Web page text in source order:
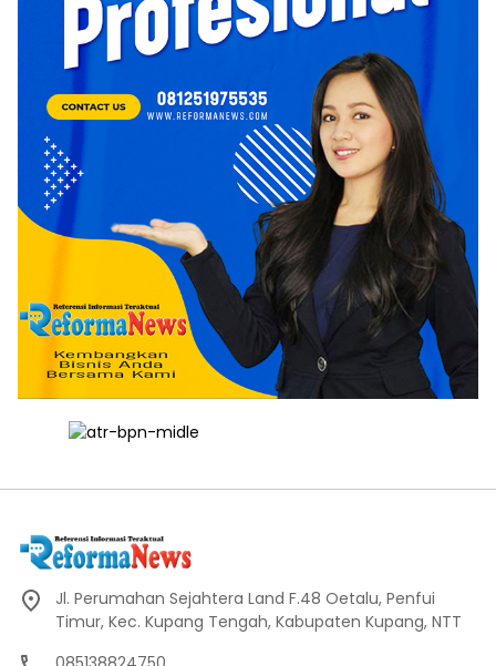
Jl. Perumahan Sejahtera Land F.48 Oetalu, Penfui
Timur, Kec. Kupang Tengah, Kabupaten Kupang, NTT